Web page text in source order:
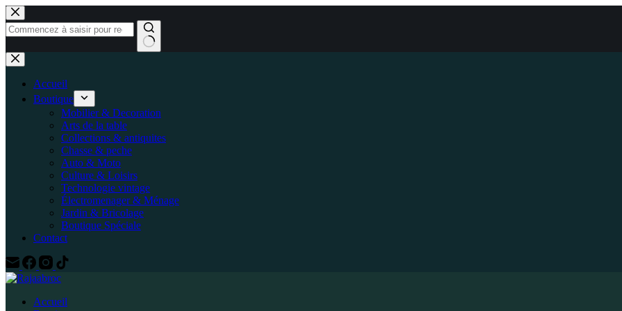
Passer
au
contenu
Aucun
résultat
Accueil
Boutique
Mobilier & Decoration
Arts de la table
Collections & antiquites
Chasse & peche
Auto & Moto
Culture & Loisirs
Technologie vintage
Électromenager & Ménage
Jardin & Bricolage
Boutique Spéciale
Contact
Accueil